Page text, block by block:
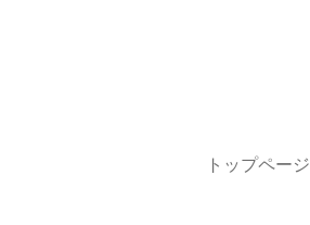
トップページ